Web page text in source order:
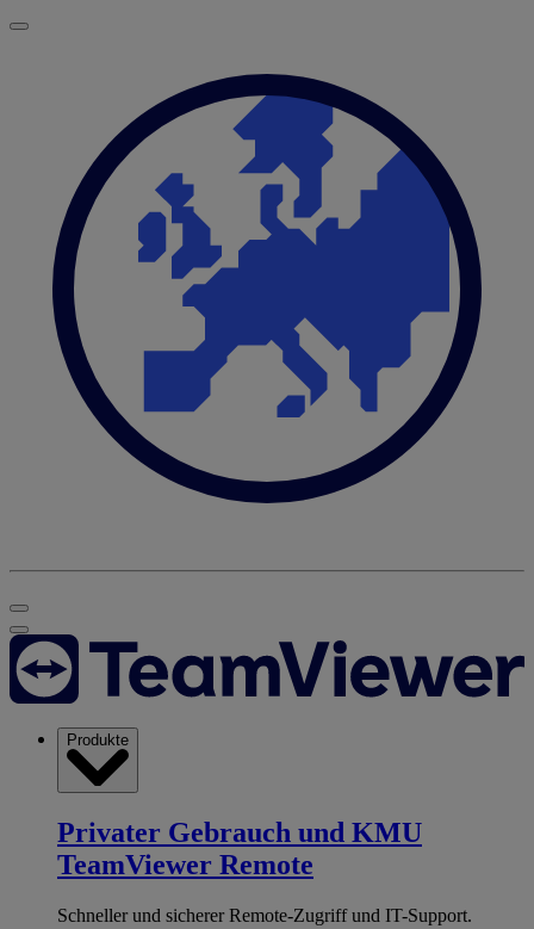
Produkte
Privater Gebrauch und KMU
TeamViewer Remote
Schneller und sicherer Remote-Zugriff und IT-Support.